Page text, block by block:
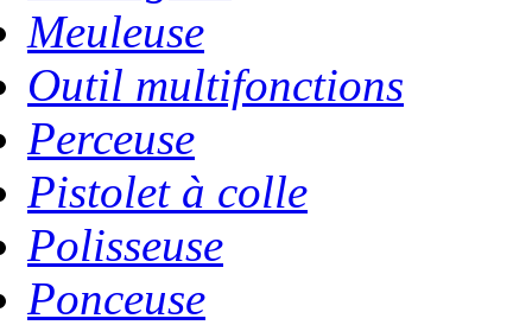
Meuleuse
Outil multifonctions
Perceuse
Pistolet à colle
Polisseuse
Ponceuse